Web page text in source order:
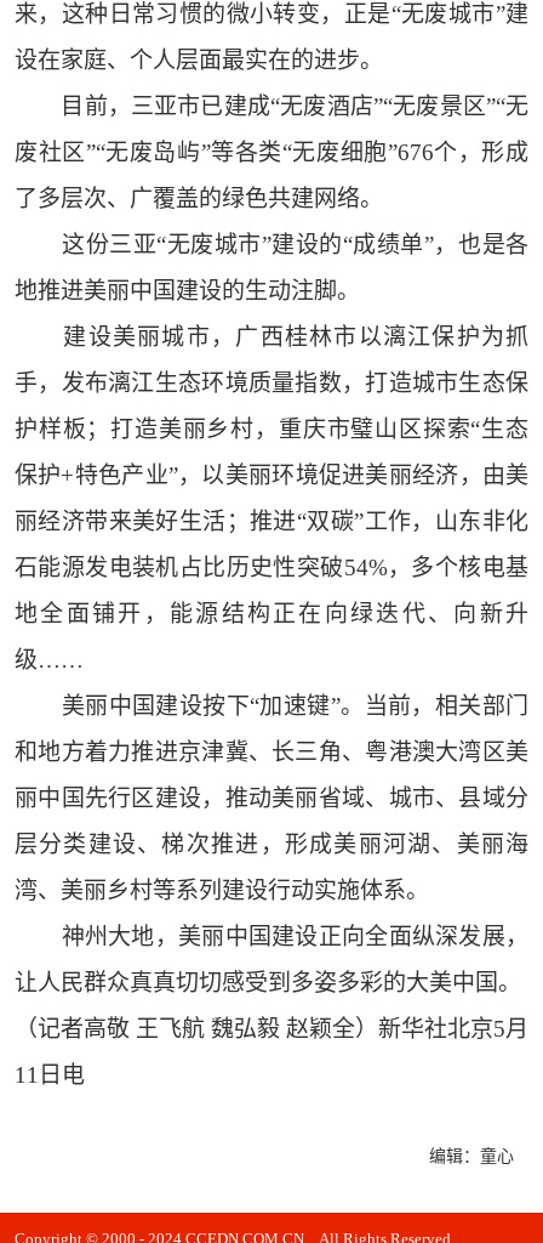
来，这种日常习惯的微小转变，正是“无废城市”建
设在家庭、个人层面最实在的进步。
目前，三亚市已建成“无废酒店”“无废景区”“无
废社区”“无废岛屿”等各类“无废细胞”676个，形成
了多层次、广覆盖的绿色共建网络。
这份三亚“无废城市”建设的“成绩单”，也是各
地推进美丽中国建设的生动注脚。
建设美丽城市，广西桂林市以漓江保护为抓
手，发布漓江生态环境质量指数，打造城市生态保
护样板；打造美丽乡村，重庆市璧山区探索“生态
保护+特色产业”，以美丽环境促进美丽经济，由美
丽经济带来美好生活；推进“双碳”工作，山东非化
石能源发电装机占比历史性突破54%，多个核电基
地全面铺开，能源结构正在向绿迭代、向新升
级……
美丽中国建设按下“加速键”。当前，相关部门
和地方着力推进京津冀、长三角、粤港澳大湾区美
丽中国先行区建设，推动美丽省域、城市、县域分
层分类建设、梯次推进，形成美丽河湖、美丽海
湾、美丽乡村等系列建设行动实施体系。
神州大地，美丽中国建设正向全面纵深发展，
让人民群众真真切切感受到多姿多彩的大美中国。
（记者高敬 王飞航 魏弘毅 赵颖全）新华社北京5月
11日电
编辑：童心
Copyright © 2000 - 2024 CCEDN.COM.CN All Rights Reserved.